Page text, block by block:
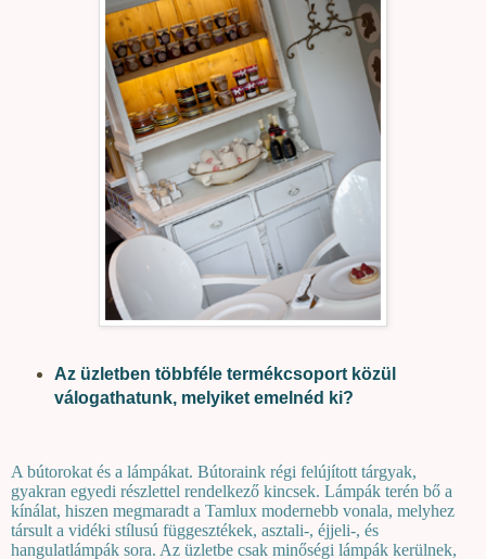
Az üzletben többféle termékcsoport közül
válogathatunk, melyiket emelnéd ki?
A bútorokat és a lámpákat. Bútoraink régi felújított tárgyak,
gyakran egyedi részlettel rendelkező kincsek. Lámpák terén bő a
kínálat, hiszen megmaradt a Tamlux modernebb vonala, melyhez
társult a vidéki stílusú függesztékek, asztali-, éjjeli-, és
hangulatlámpák sora. Az üzletbe csak minőségi lámpák kerülnek,